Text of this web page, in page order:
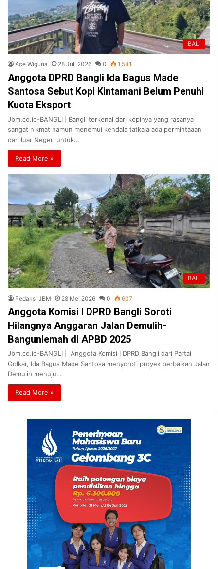
BALI
Ace Wiguna 28 Juli 2026 0 1,541
Anggota DPRD Bangli Ida Bagus Made
Santosa Sebut Kopi Kintamani Belum Penuhi
Kuota Eksport
Jbm.co.id-BANGLI | Bangli terkenal dari kopinya yang rasanya
sangat nikmat namun menemui kendala tatkala ada permintaaan
dari luar Negeri untuk…
Read More »
BALI
Redaksi JBM 28 Mei 2026 0 637
Anggota Komisi I DPRD Bangli Soroti
Hilangnya Anggaran Jalan Demulih-
Bangunlemah di APBD 2025
Jbm.co.id-BANGLI | Anggota Komisi I DPRD Bangli dari Partai
Golkar, Ida Bagus Made Santosa menyoroti proyek perbaikan Jalan
Demulih menuju…
Read More »